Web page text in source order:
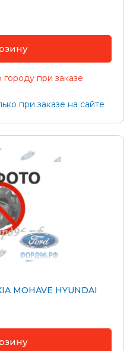
городу при заказе
при заказе на сайте
MOHAVE HYUNDAI